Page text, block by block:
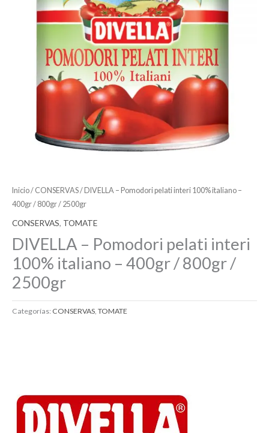
Inicio/ CONSERVAS/ DIVELLA – Pomodori pelati interi 100% italiano –
400gr / 800gr / 2500gr
CONSERVAS, TOMATE
DIVELLA – Pomodori pelati interi
100% italiano – 400gr / 800gr /
2500gr
Categorías: CONSERVAS, TOMATE